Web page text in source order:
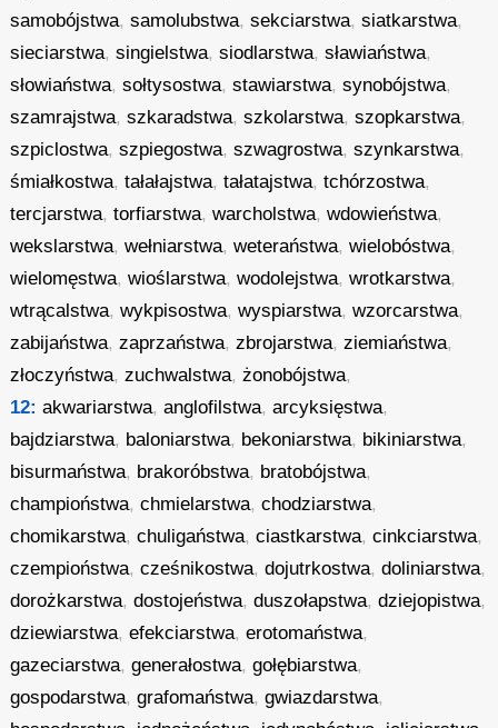
samobójstwa,samolubstwa,sekciarstwa,siatkarstwa,
sieciarstwa,singielstwa,siodlarstwa,sławiaństwa,
słowiaństwa,sołtysostwa,stawiarstwa,synobójstwa,
szamrajstwa,szkaradstwa,szkolarstwa,szopkarstwa,
szpiclostwa,szpiegostwa,szwagrostwa,szynkarstwa,
śmiałkostwa,tałałajstwa,tałatajstwa,tchórzostwa,
tercjarstwa,torfiarstwa,warcholstwa,wdowieństwa,
wekslarstwa,wełniarstwa,weteraństwa,wielobóstwa,
wielomęstwa,wioślarstwa,wodolejstwa,wrotkarstwa,
wtrącalstwa,wykpisostwa,wyspiarstwa,wzorcarstwa,
zabijaństwa,zaprzaństwa,zbrojarstwa,ziemiaństwa,
złoczyństwa,zuchwalstwa,żonobójstwa,
12: akwariarstwa,anglofilstwa,arcyksięstwa,
bajdziarstwa, baloniarstwa, bekoniarstwa, bikiniarstwa,
bisurmaństwa, brakoróbstwa, bratobójstwa,
champioństwa,chmielarstwa,chodziarstwa,
chomikarstwa,chuligaństwa,ciastkarstwa,cinkciarstwa,
czempioństwa,cześnikostwa,dojutrkostwa,doliniarstwa,
dorożkarstwa,dostojeństwa,duszołapstwa,dziejopistwa,
dziewiarstwa,efekciarstwa,erotomaństwa,
gazeciarstwa,generałostwa,gołębiarstwa,
gospodarstwa,grafomaństwa,gwiazdarstwa,